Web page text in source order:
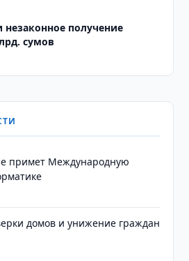
получение
сумов
примет Международную
домов и унижение граждан